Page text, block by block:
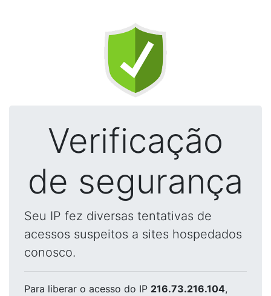
Verificação
de segurança
Seu IP fez diversas tentativas de
acessos suspeitos a sites hospedados
conosco.
Para liberar o acesso do IP 216.73.216.104,